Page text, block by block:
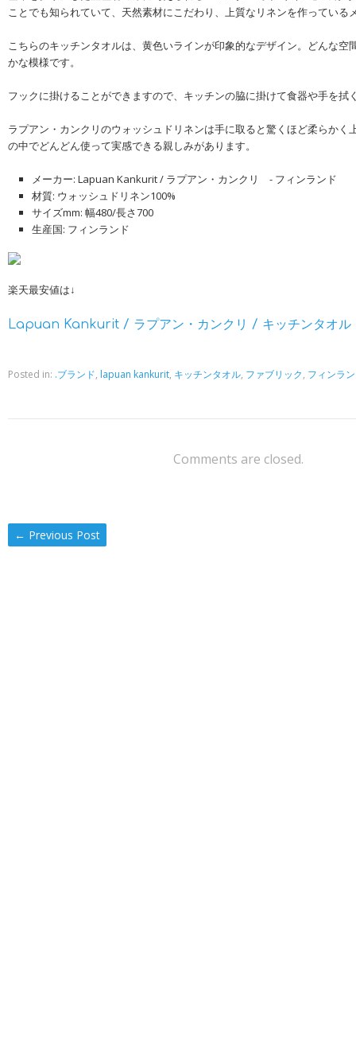
ことでも知られていて、天然素材にこだわり、上質なリネンを作っている
こちらのキッチンタオルは、黄色いラインが印象的なデザイン。どんな空
かな模様です。
フックに掛けることができますので、キッチンの脇に掛けて食器や手を拭
ラプアン・カンクリのウォッシュドリネンは手に取ると驚くほど柔らかく
の中でどんどん使って実感できる親しみがあります。
メーカー: Lapuan Kankurit / ラプアン・カンクリ - フィンランド
材質: ウォッシュドリネン100%
サイズmm: 幅480/長さ700
生産国: フィンランド
楽天最安値は↓
Lapuan Kankurit / ラプアン・カンクリ / キッチンタオル
Posted in: .ブランド, lapuan kankurit, キッチンタオル, ファブリック, フィンラ
Comments are closed.
← Previous Post